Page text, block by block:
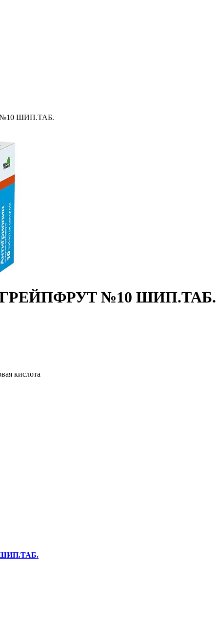
ШИП.ТАБ.
№10 ШИП.ТАБ.
кислота